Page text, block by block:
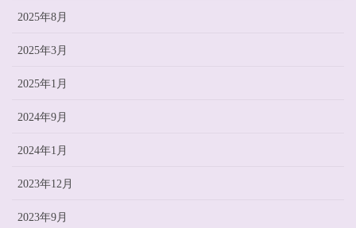
2025年8月
2025年3月
2025年1月
2024年9月
2024年1月
2023年12月
2023年9月